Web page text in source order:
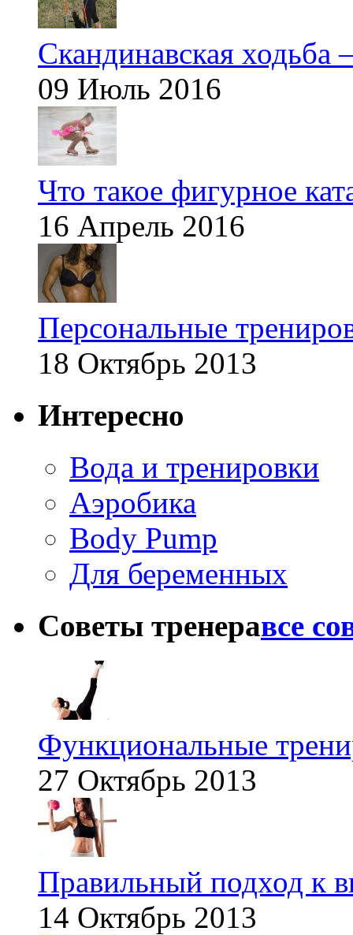
Скандинавская ходьба
09 Июль 2016
Что такое фигурное
16 Апрель 2016
Персональные
18 Октябрь 2013
Интересно
Вода и тренировки
Аэробика
Body Pump
Для беременных
Советы тренеравсе
Функциональные
27 Октябрь 2013
Правильный подход к
14 Октябрь 2013